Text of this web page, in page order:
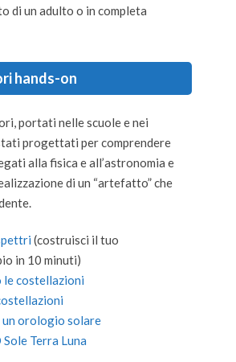
di un adulto o in completa
hands-on
portati nelle scuole e nei
progettati per comprendere
alla fisica e all’astronomia e
di un “artefatto” che
(costruisci il tuo
in 10 minuti)
le costellazioni
un orologio solare
Terra Luna